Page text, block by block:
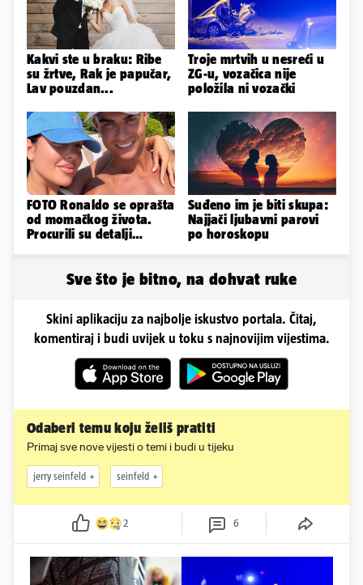
Kakvi ste u braku: Ribe
su žrtve, Rak je papučar,
Lav pouzdan...
Troje mrtvih u nesreći u
ZG-u, vozačica nije
položila ni vozački
FOTO Ronaldo se oprašta
od momačkog života.
Procurili su detalji
Suđeno im je biti skupa:
Najjači ljubavni parovi
po horoskopu
Sve što je bitno, na dohvat ruke
Skini aplikaciju za najbolje iskustvo portala. Čitaj,
komentiraj i budi uvijek u toku s najnovijim vijestima.
Odaberi temu koju želiš pratiti
Primaj sve nove vijesti o temi i budi u tijeku
jerry seinfeld seinfeld
2 6